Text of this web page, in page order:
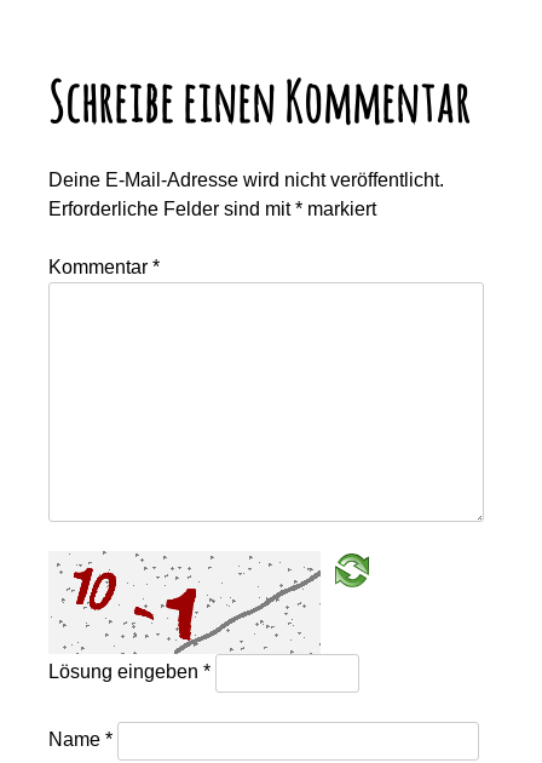
Schreibe einen Kommentar
Deine E-Mail-Adresse wird nicht veröffentlicht.
Erforderliche Felder sind mit* markiert
Kommentar*
Lösung eingeben*
Name*